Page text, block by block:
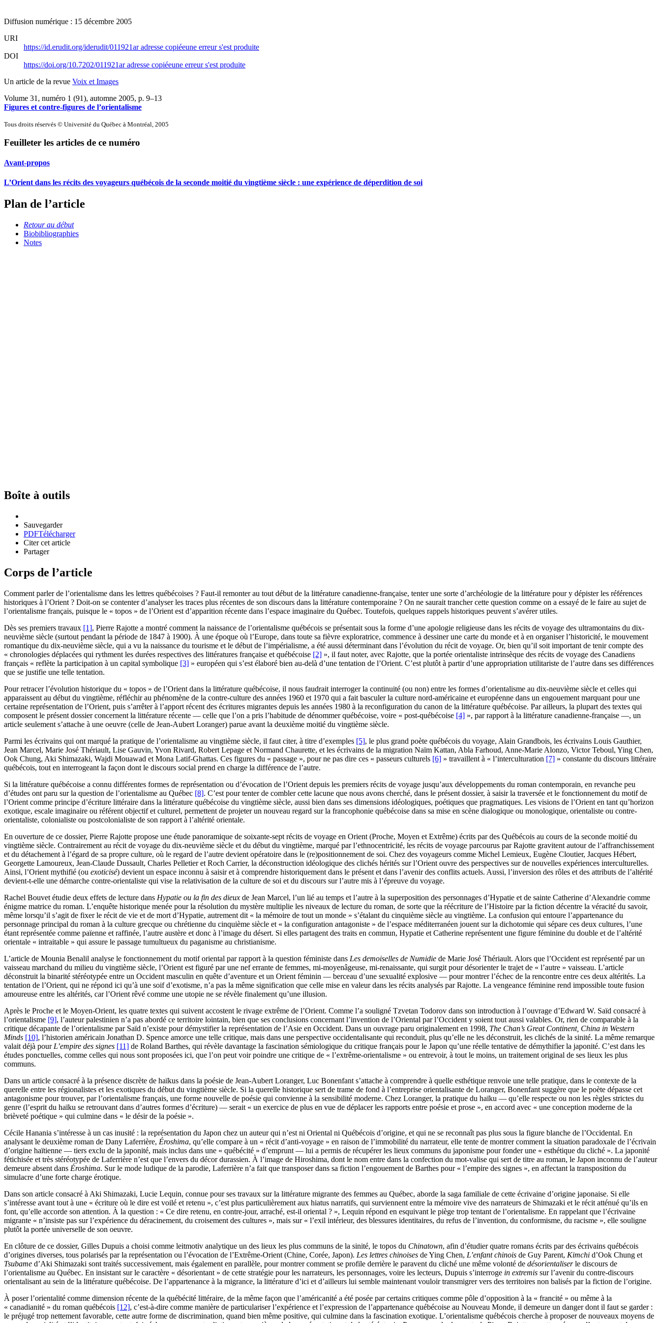
Diffusion numérique : 15 décembre 2005
URI
https://id.erudit.org/iderudit/011921aradresse copiéeune erreur s'est produite
DOI
https://doi.org/10.7202/011921aradresse copiéeune erreur s'est produite
Un article de la revue Voix et Images
Volume 31, numéro 1 (91), automne 2005, p. 9–13
Figures et contre-figures de l’orientalisme
Tous droits réservés © Université du Québec à Montréal, 2005
Feuilleter les articles de ce numéro
Avant-propos
L’Orient dans les récits des voyageurs québécois de la seconde moitié du vingtième siècle : une expérience de déperdition de soi
Plan de l’article
Retour au début
Biobibliographies
Notes
Boîte à outils
Sauvegarder
PDFTélécharger
Citer cet article
Partager
Corps de l’article
Comment parler de l’orientalisme dans les lettres québécoises ? Faut-il remonter au tout début de la littérature canadienne-française, tenter une sorte d’archéologie de la littérature pour y dépister les références
historiques à l’Orient ? Doit-on se contenter d’analyser les traces plus récentes de son discours dans la littérature contemporaine ? On ne saurait trancher cette question comme on a essayé de le faire au sujet de
l’orientalisme français, puisque le « topos » de l’Orient est d’apparition récente dans l’espace imaginaire du Québec. Toutefois, quelques rappels historiques peuvent s’avérer utiles.
Dès ses premiers travaux [1], Pierre Rajotte a montré comment la naissance de l’orientalisme québécois se présentait sous la forme d’une apologie religieuse dans les récits de voyage des ultramontains du dix-
neuvième siècle (surtout pendant la période de 1847 à 1900). À une époque où l’Europe, dans toute sa fièvre exploratrice, commence à dessiner une carte du monde et à en organiser l’historicité, le mouvement
romantique du dix-neuvième siècle, qui a vu la naissance du tourisme et le début de l’impérialisme, a été aussi déterminant dans l’évolution du récit de voyage. Or, bien qu’il soit important de tenir compte des
« chronologies déplacées qui rythment les durées respectives des littératures française et québécoise [2] », il faut noter, avec Rajotte, que la portée orientaliste intrinsèque des récits de voyage des Canadiens
français « reflète la participation à un capital symbolique [3] » européen qui s’est élaboré bien au-delà d’une tentation de l’Orient. C’est plutôt à partir d’une appropriation utilitariste de l’autre dans ses différences
que se justifie une telle tentation.
Pour retracer l’évolution historique du « topos » de l’Orient dans la littérature québécoise, il nous faudrait interroger la continuité (ou non) entre les formes d’orientalisme au dix-neuvième siècle et celles qui
apparaissent au début du vingtième, réfléchir au phénomène de la contre-culture des années 1960 et 1970 qui a fait basculer la culture nord-américaine et européenne dans un engouement marquant pour une
certaine représentation de l’Orient, puis s’arrêter à l’apport récent des écritures migrantes depuis les années 1980 à la reconfiguration du canon de la littérature québécoise. Par ailleurs, la plupart des textes qui
composent le présent dossier concernent la littérature récente — celle que l’on a pris l’habitude de dénommer québécoise, voire « post-québécoise [4] », par rapport à la littérature canadienne-française —, un
article seulement s’attache à une oeuvre (celle de Jean-Aubert Loranger) parue avant la deuxième moitié du vingtième siècle.
Parmi les écrivains qui ont marqué la pratique de l’orientalisme au vingtième siècle, il faut citer, à titre d’exemples [5], le plus grand poète québécois du voyage, Alain Grandbois, les écrivains Louis Gauthier,
Jean Marcel, Marie José Thériault, Lise Gauvin, Yvon Rivard, Robert Lepage et Normand Chaurette, et les écrivains de la migration Naïm Kattan, Abla Farhoud, Anne-Marie Alonzo, Victor Teboul, Ying Chen,
Ook Chung, Aki Shimazaki, Wajdi Mouawad et Mona Latif-Ghattas. Ces figures du « passage », pour ne pas dire ces « passeurs culturels [6] » travaillent à « l’interculturation [7] » constante du discours littéraire
québécois, tout en interrogeant la façon dont le discours social prend en charge la différence de l’autre.
Si la littérature québécoise a connu différentes formes de représentation ou d’évocation de l’Orient depuis les premiers récits de voyage jusqu’aux développements du roman contemporain, en revanche peu
d’études ont paru sur la question de l’orientalisme au Québec [8]. C’est pour tenter de combler cette lacune que nous avons cherché, dans le présent dossier, à saisir la traversée et le fonctionnement du motif de
l’Orient comme principe d’écriture littéraire dans la littérature québécoise du vingtième siècle, aussi bien dans ses dimensions idéologiques, poétiques que pragmatiques. Les visions de l’Orient en tant qu’horizon
exotique, escale imaginaire ou référent objectif et culturel, permettent de projeter un nouveau regard sur la francophonie québécoise dans sa mise en scène dialogique ou monologique, orientaliste ou contre-
orientaliste, colonialiste ou postcolonialiste de son rapport à l’altérité orientale.
En ouverture de ce dossier, Pierre Rajotte propose une étude panoramique de soixante-sept récits de voyage en Orient (Proche, Moyen et Extrême) écrits par des Québécois au cours de la seconde moitié du
vingtième siècle. Contrairement au récit de voyage du dix-neuvième siècle et du début du vingtième, marqué par l’ethnocentricité, les récits de voyage parcourus par Rajotte gravitent autour de l’affranchissement
et du détachement à l’égard de sa propre culture, où le regard de l’autre devient opératoire dans le (re)positionnement de soi. Chez des voyageurs comme Michel Lemieux, Eugène Cloutier, Jacques Hébert,
Georgette Lamoureux, Jean-Claude Dussault, Charles Pelletier et Roch Carrier, la déconstruction idéologique des clichés hérités sur l’Orient ouvre des perspectives sur de nouvelles expériences interculturelles.
Ainsi, l’Orient mythifié (ou exoticisé) devient un espace inconnu à saisir et à comprendre historiquement dans le présent et dans l’avenir des conflits actuels. Aussi, l’inversion des rôles et des attributs de l’altérité
devient-t-elle une démarche contre-orientaliste qui vise la relativisation de la culture de soi et du discours sur l’autre mis à l’épreuve du voyage.
Rachel Bouvet étudie deux effets de lecture dans Hypatie ou la fin des dieux de Jean Marcel, l’un lié au temps et l’autre à la superposition des personnages d’Hypatie et de sainte Catherine d’Alexandrie comme
énigme matrice du roman. L’enquête historique menée pour la résolution du mystère multiplie les niveaux de lecture du roman, de sorte que la réécriture de l’Histoire par la fiction décentre la véracité du savoir,
même lorsqu’il s’agit de fixer le récit de vie et de mort d’Hypatie, autrement dit « la mémoire de tout un monde » s’étalant du cinquième siècle au vingtième. La confusion qui entoure l’appartenance du
personnage principal du roman à la culture grecque ou chrétienne du cinquième siècle et « la configuration antagoniste » de l’espace méditerranéen jouent sur la dichotomie qui sépare ces deux cultures, l’une
étant représentée comme païenne et raffinée, l’autre austère et donc à l’image du désert. Si elles partagent des traits en commun, Hypatie et Catherine représentent une figure féminine du double et de l’altérité
orientale « intraitable » qui assure le passage tumultueux du paganisme au christianisme.
L’article de Mounia Benalil analyse le fonctionnement du motif oriental par rapport à la question féministe dans Les demoiselles de Numidie de Marie José Thériault. Alors que l’Occident est représenté par un
vaisseau marchand du milieu du vingtième siècle, l’Orient est figuré par une nef errante de femmes, mi-moyenâgeuse, mi-renaissante, qui surgit pour désorienter le trajet de « l’autre » vaisseau. L’article
déconstruit la binarité stéréotypée entre un Occident masculin en quête d’aventure et un Orient féminin — berceau d’une sexualité explosive — pour montrer l’échec de la rencontre entre ces deux altérités. La
tentation de l’Orient, qui ne répond ici qu’à une soif d’exotisme, n’a pas la même signification que celle mise en valeur dans les récits analysés par Rajotte. La vengeance féminine rend impossible toute fusion
amoureuse entre les altérités, car l’Orient rêvé comme une utopie ne se révèle finalement qu’une illusion.
Après le Proche et le Moyen-Orient, les quatre textes qui suivent accostent le rivage extrême de l’Orient. Comme l’a souligné Tzvetan Todorov dans son introduction à l’ouvrage d’Edward W. Saïd consacré à
l’orientalisme [9], l’auteur palestinien n’a pas abordé ce territoire lointain, bien que ses conclusions concernant l’invention de l’Oriental par l’Occident y soient tout aussi valables. Or, rien de comparable à la
critique décapante de l’orientalisme par Saïd n’existe pour démystifier la représentation de l’Asie en Occident. Dans un ouvrage paru originalement en 1998, The Chan’s Great Continent, China in Western
Minds [10], l’historien américain Jonathan D. Spence amorce une telle critique, mais dans une perspective occidentalisante qui reconduit, plus qu’elle ne les déconstruit, les clichés de la sinité. La même remarque
valait déjà pour L’empire des signes [11] de Roland Barthes, qui révèle davantage la fascination sémiologique du critique français pour le Japon qu’une réelle tentative de démythifier la japonité. C’est dans les
études ponctuelles, comme celles qui nous sont proposées ici, que l’on peut voir poindre une critique de « l’extrême-orientalisme » ou entrevoir, à tout le moins, un traitement original de ses lieux les plus
communs.
Dans un article consacré à la présence discrète de haïkus dans la poésie de Jean-Aubert Loranger, Luc Bonenfant s’attache à comprendre à quelle esthétique renvoie une telle pratique, dans le contexte de la
querelle entre les régionalistes et les exotiques du début du vingtième siècle. Si la querelle historique sert de trame de fond à l’entreprise orientalisante de Loranger, Bonenfant suggère que le poète dépasse cet
antagonisme pour trouver, par l’orientalisme français, une forme nouvelle de poésie qui convienne à la sensibilité moderne. Chez Loranger, la pratique du haïku — qu’elle respecte ou non les règles strictes du
genre (l’esprit du haïku se retrouvant dans d’autres formes d’écriture) — serait « un exercice de plus en vue de déplacer les rapports entre poésie et prose », en accord avec « une conception moderne de la
brièveté poétique » qui culmine dans « le désir de la poésie ».
Cécile Hanania s’intéresse à un cas inusité : la représentation du Japon chez un auteur qui n’est ni Oriental ni Québécois d’origine, et qui ne se reconnaît pas plus sous la figure blanche de l’Occidental. En
analysant le deuxième roman de Dany Laferrière, Éroshima, qu’elle compare à un « récit d’anti-voyage » en raison de l’immobilité du narrateur, elle tente de montrer comment la situation paradoxale de l’écrivain
d’origine haïtienne — tiers exclu de la japonité, mais inclus dans une « québécité » d’emprunt — lui a permis de récupérer les lieux communs du japonisme pour fonder une « esthétique du cliché ». La japonité
fétichisée et très stéréotypée de Laferrière n’est que l’envers du décor durassien. À l’image de Hiroshima, dont le nom entre dans la confection du mot-valise qui sert de titre au roman, le Japon inconnu de l’auteur
demeure absent dans Éroshima. Sur le mode ludique de la parodie, Laferrière n’a fait que transposer dans sa fiction l’engouement de Barthes pour « l’empire des signes », en affectant la transposition du
simulacre d’une forte charge érotique.
Dans son article consacré à Aki Shimazaki, Lucie Lequin, connue pour ses travaux sur la littérature migrante des femmes au Québec, aborde la saga familiale de cette écrivaine d’origine japonaise. Si elle
s’intéresse avant tout à une « écriture où le dire est voilé et retenu », c’est plus particulièrement aux hiatus narratifs, qui surviennent entre la mémoire vive des narrateurs de Shimazaki et le récit atténué qu’ils en
font, qu’elle accorde son attention. À la question : « Ce dire retenu, en contre-jour, arraché, est-il oriental ? », Lequin répond en esquivant le piège trop tentant de l’orientalisme. En rappelant que l’écrivaine
migrante « n’insiste pas sur l’expérience du déracinement, du croisement des cultures », mais sur « l’exil intérieur, des blessures identitaires, du refus de l’invention, du conformisme, du racisme », elle souligne
plutôt la portée universelle de son oeuvre.
En clôture de ce dossier, Gilles Dupuis a choisi comme leitmotiv analytique un des lieux les plus communs de la sinité, le topos du Chinatown, afin d’étudier quatre romans écrits par des écrivains québécois
d’origines diverses, tous polarisés par la représentation ou l’évocation de l’Extrême-Orient (Chine, Corée, Japon). Les lettres chinoises de Ying Chen, L’enfant chinois de Guy Parent, Kimchi d’Ook Chung et
Tsubame d’Aki Shimazaki sont traités successivement, mais également en parallèle, pour montrer comment se profile derrière le paravent du cliché une même volonté de désorientaliserle discours de
l’orientalisme au Québec. En insistant sur le caractère « désorientant » de cette stratégie pour les narrateurs, les personnages, voire les lecteurs, Dupuis s’interroge in extremis sur l’avenir du contre-discours
orientalisant au sein de la littérature québécoise. De l’appartenance à la migrance, la littérature d’ici et d’ailleurs lui semble maintenant vouloir transmigrer vers des territoires non balisés par la fiction de l’origine.
À poser l’orientalité comme dimension récente de la québécité littéraire, de la même façon que l’américanité a été posée par certains critiques comme pôle d’opposition à la « francité » ou même à la
« canadianité » du roman québécois [12], c’est-à-dire comme manière de particulariser l’expérience et l’expression de l’appartenance québécoise au Nouveau Monde, il demeure un danger dont il faut se garder :
le préjugé trop nettement favorable, cette autre forme de discrimination, quand bien même positive, qui culmine dans la fascination exotique. L’orientalisme québécois cherche à proposer de nouveaux moyens de